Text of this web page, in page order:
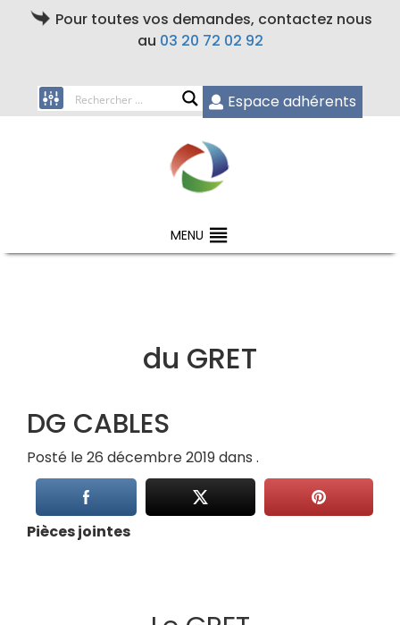
Pour toutes vos demandes, contactez nous
au 03 20 72 02 92
Espace adhérents
MENU
du GRET
DG CABLES
Posté le 26 décembre 2019 dans .
Pièces jointes